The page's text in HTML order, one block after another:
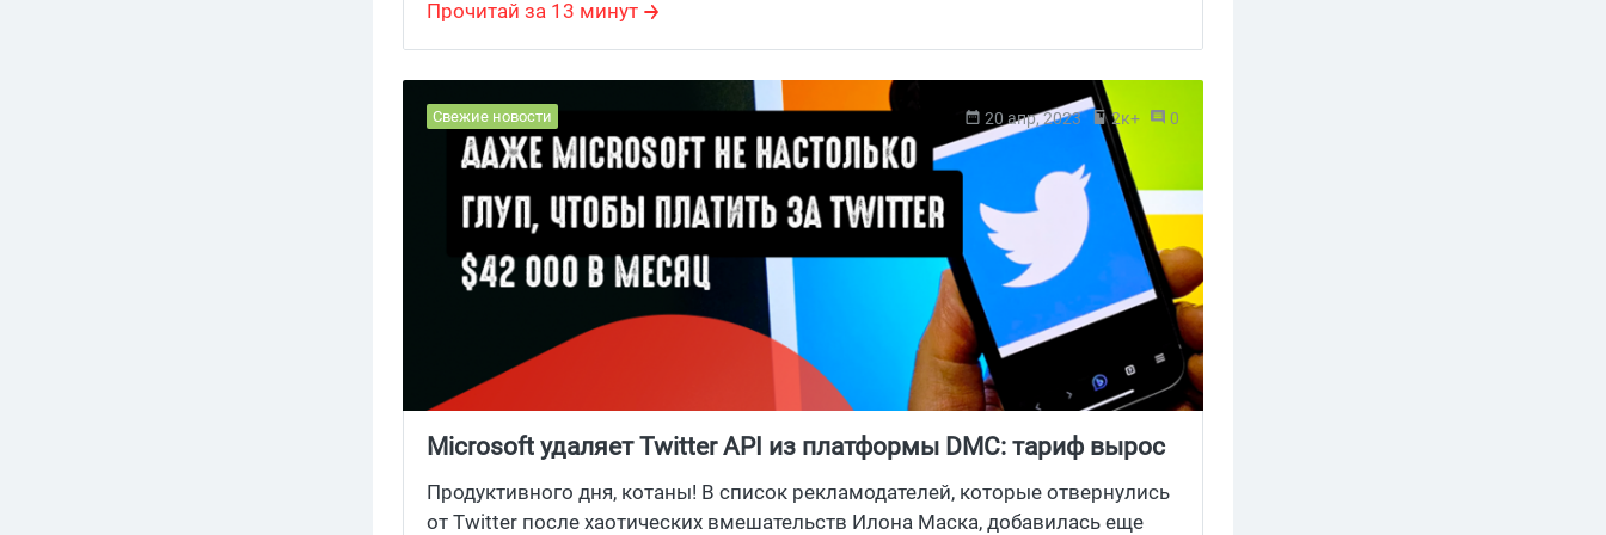
Прочитай за 13 минут
Свежие новости 20 апр, 2023 2к+ 0
Microsoft удаляет Twitter API из платформы DMC: тариф вырос
до 42 000 $ в месяц с 25 апреля
Продуктивного дня, котаны! В список рекламодателей, которые отвернулись
от Twitter после хаотических вмешательств Илона Маска, добавилась еще